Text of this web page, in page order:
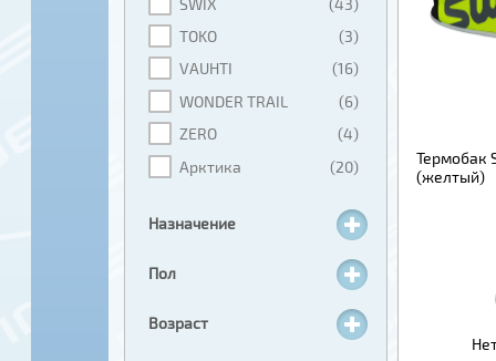
TOKO
(3)
VAUHTI
(16)
WONDER TRAIL
(6)
ZERO
(4)
Арктика
(20)
Назначение
Пол
Возраст
Термобак
(желтый)